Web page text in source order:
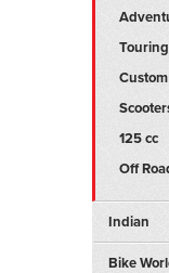
Touring
Custom
125 cc
Off
Indian
Bike